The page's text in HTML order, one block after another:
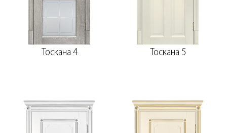
Тоскана 4 Тоскана 5